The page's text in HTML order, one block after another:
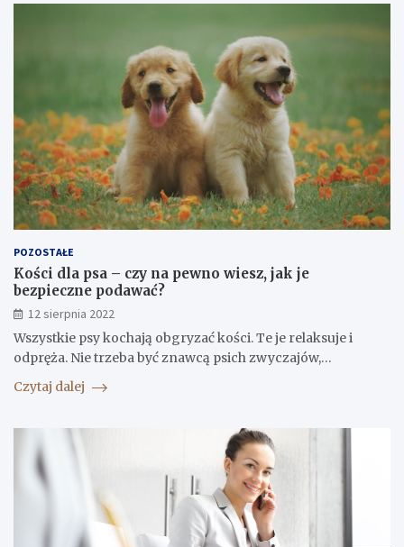
POZOSTAŁE
Kości dla psa – czy na pewno wiesz, jak je
bezpieczne podawać?
12 sierpnia 2022
Wszystkie psy kochają obgryzać kości. Te je relaksuje i
odpręża. Nie trzeba być znawcą psich zwyczajów,…
Czytaj dalej